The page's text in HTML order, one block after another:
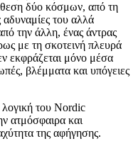
δύο κόσμων, από τη
αδυναμίες του αλλά
την άλλη, ένας άντρας
με τη σκοτεινή πλευρά
εκφράζεται μόνο μέσα
βλέμματα και υπόγειες
του Nordic
ατμόσφαιρα και
της αφήγησης.